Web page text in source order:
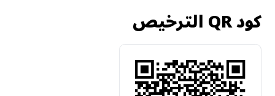
كود QR الترخيص